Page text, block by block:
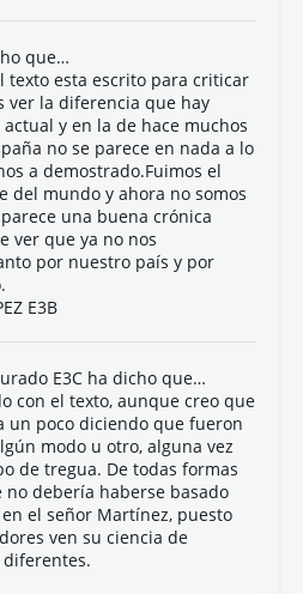
que…
texto esta escrito para criticar
ver la diferencia que hay
y en la de hace muchos
no se parece en nada a lo
a demostrado.Fuimos el
del mundo y ahora no somos
una buena crónica
ver que ya no nos
por nuestro país y por
E3B
E3C ha dicho que…
con el texto, aunque creo que
un poco diciendo que fueron
modo u otro, alguna vez
de tregua. De todas formas
no debería haberse basado
el señor Martínez, puesto
ven su ciencia de